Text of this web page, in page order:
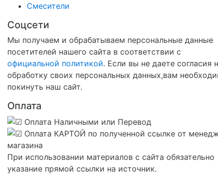
Смесители
Соцсети
Мы получаем и обрабатываем персональные данные
посетителей нашего сайта в соответствии с
официальной политикой. Если вы не даете согласия
обработку своих персональных данных,вам
покинуть наш сайт.
Оплата
При использовании материалов с сайта обязательно
указание прямой ссылки на источник.